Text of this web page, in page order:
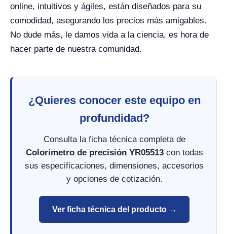
online, intuitivos y ágiles, están diseñados para su
comodidad, asegurando los precios más amigables.
No dude más, le damos vida a la ciencia, es hora de
hacer parte de nuestra comunidad.
¿Quieres conocer este equipo en
profundidad?
Consulta la ficha técnica completa de
Colorímetro de precisión YR05513con todas
sus especificaciones, dimensiones, accesorios
y opciones de cotización.
Ver ficha técnica del producto →